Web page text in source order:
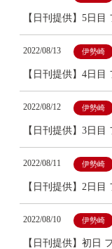
【日刊提供】5日目
2022/08/13 伊勢崎
【日刊提供】4日目
2022/08/12 伊勢崎
【日刊提供】3日目
2022/08/11 伊勢崎
【日刊提供】2日目
2022/08/10 伊勢崎
【日刊提供】初日